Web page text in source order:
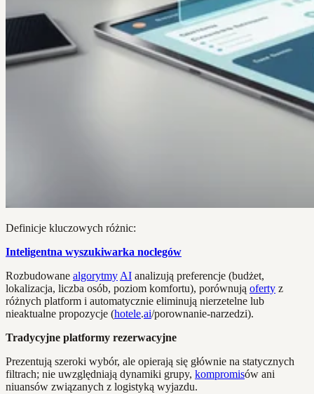
Definicje kluczowych różnic:
Inteligentna wyszukiwarka noclegów
Rozbudowane algorytmy AI analizują preferencje (budżet,
lokalizacja, liczba osób, poziom komfortu), porównują oferty z
różnych platform i automatycznie eliminują nierzetelne lub
nieaktualne propozycje (hotele.ai/porownanie-narzedzi).
Tradycyjne platformy rezerwacyjne
Prezentują szeroki wybór, ale opierają się głównie na statycznych
filtrach; nie uwzględniają dynamiki grupy, kompromisów ani
niuansów związanych z logistyką wyjazdu.